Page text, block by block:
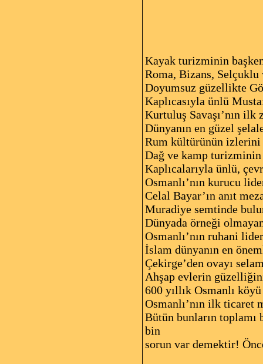
Kayak turizminin
Roma, Bizans,
Doyumsuz güzellikte
Kaplıcasıyla ünlü
Kurtuluş Savaşı’nın ilk
Dünyanın en güzel
Rum kültürünün izlerini
Dağ ve kamp
Kaplıcalarıyla ünlü,
Osmanlı’nın kurucu
Celal Bayar’ın anıt
Muradiye semtinde
Dünyada örneği
Osmanlı’nın ruhani
İslam dünyanın en
Çekirge’den ovayı
Ahşap evlerin
600 yıllık Osmanlı
Osmanlı’nın ilk
Bütün bunların
bin
sorun var demektir!